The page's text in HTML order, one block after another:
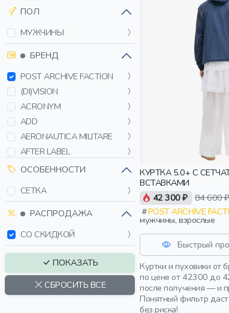
ПОЛ
МУЖЧИНЫ
БРЕНД
POST ARCHIVE FACTION
(DI)VISION
ACRONYM
ADD
AERONAUTICA MILITARE
AFTER LABEL
AIREI
ALPHA INDUSTRIES
AMI PARIS
B1ARCHIVE
BACON
BALENCIAGA
BARDINI
ОСОБЕННОСТИ
СЕТКА
РАСПРОДАЖА
СО СКИДКОЙ
ПОКАЗАТЬ
СБРОСИТЬ ВСЕ
КУРТКА 5.0+ С
ВСТАВКАМИ
42 300 ₽ 84 600 ₽
POST ARCHIVE
мужчины, взрослые
Быстрый
Куртки и пуховики от
по цене от 42300 до
после получения — и
Понятный фильтр
без риска!